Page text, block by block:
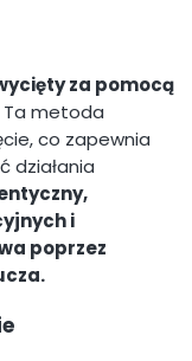
za pomocą
Ta metoda
co zapewnia
działania
i
poprzez